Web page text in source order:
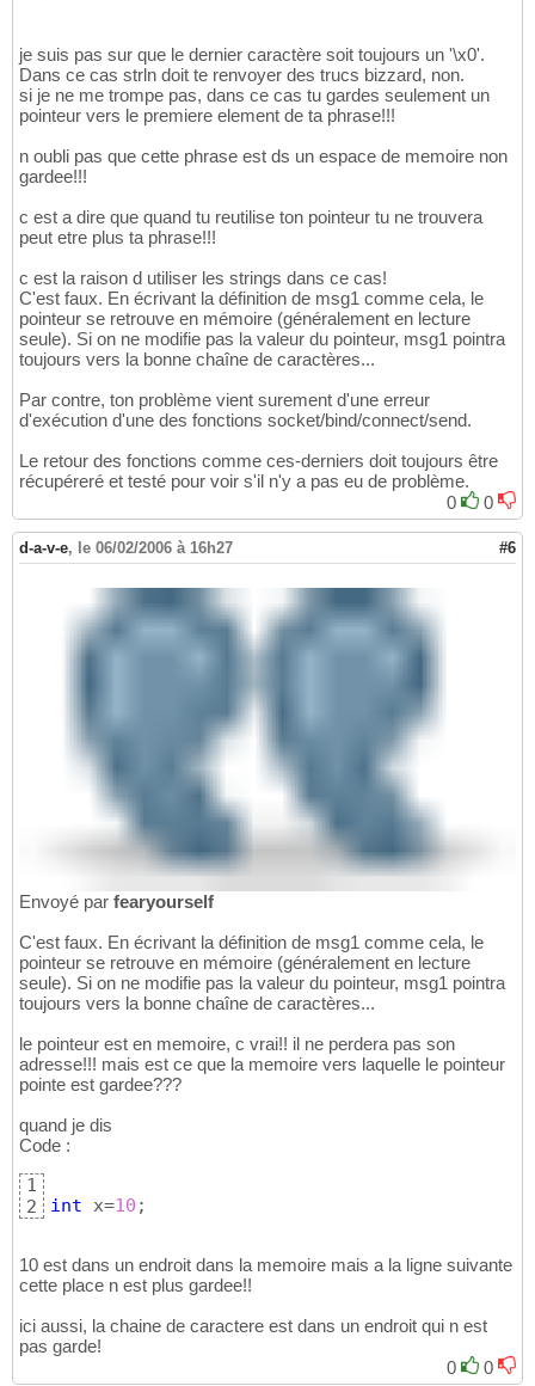
je suis pas sur que le dernier caractère soit toujours un '\x0'.
Dans ce cas strln doit te renvoyer des trucs bizzard, non.
si je ne me trompe pas, dans ce cas tu gardes seulement un
pointeur vers le premiere element de ta phrase!!!
n oubli pas que cette phrase est ds un espace de memoire non
gardee!!!
c est a dire que quand tu reutilise ton pointeur tu ne trouvera
peut etre plus ta phrase!!!
c est la raison d utiliser les strings dans ce cas!
C'est faux. En écrivant la définition de msg1 comme cela, le
pointeur se retrouve en mémoire (généralement en lecture
seule). Si on ne modifie pas la valeur du pointeur, msg1 pointra
toujours vers la bonne chaîne de caractères...
Par contre, ton problème vient surement d'une erreur
d'exécution d'une des fonctions socket/bind/connect/send.
Le retour des fonctions comme ces-derniers doit toujours être
récupéreré et testé pour voir s'il n'y a pas eu de problème.
0
0
d-a-v-e, le 06/02/2006 à 16h27 #6
Envoyé par fearyourself
C'est faux. En écrivant la définition de msg1 comme cela, le
pointeur se retrouve en mémoire (généralement en lecture
seule). Si on ne modifie pas la valeur du pointeur, msg1 pointra
toujours vers la bonne chaîne de caractères...
le pointeur est en memoire, c vrai!! il ne perdera pas son
adresse!!! mais est ce que la memoire vers laquelle le pointeur
pointe est gardee???
quand je dis
Code :
1
2
int x=10 ;
10 est dans un endroit dans la memoire mais a la ligne suivante
cette place n est plus gardee!!
ici aussi, la chaine de caractere est dans un endroit qui n est
pas garde!
0
0